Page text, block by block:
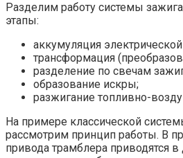
Разделим работу системы
этапы:
аккумуляция
трансформация
разделение по свечам
образование искры;
разжигание топливно-
На примере классической
рассмотрим принцип работы. В
привода трамблера приводятся в